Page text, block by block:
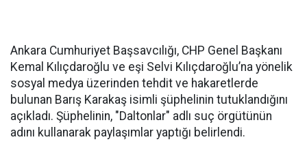
Ankara Cumhuriyet Başsavcılığı, CHP Genel Başkanı
Kemal Kılıçdaroğlu ve eşi Selvi Kılıçdaroğlu’na yönelik
sosyal medya üzerinden tehdit ve hakaretlerde
bulunan Barış Karakaş isimli şüphelinin tutuklandığını
açıkladı. Şüphelinin, "Daltonlar" adlı suç örgütünün
adını kullanarak paylaşımlar yaptığı belirlendi.